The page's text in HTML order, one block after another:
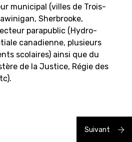
municipal (villes de Trois-
Sherbrooke,
parapublic (Hydro-
canadienne, plusieurs
scolaires) ainsi que du
de la Justice, Régie des
Suivant